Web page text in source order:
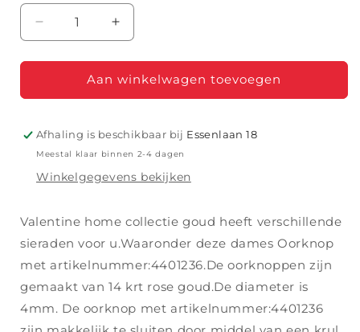
Aantal
verlagen
voor
VALENTINE
HCG
Aantal
verhogen
voor
VALENTINE
HCG
Aan winkelwagen toevoegen
Afhaling is beschikbaar bij Essenlaan 18
Meestal klaar binnen 2-4 dagen
Winkelgegevens bekijken
Valentine home collectie goud heeft verschillende
sieraden voor u.Waaronder deze dames Oorknop
met artikelnummer:4401236.De oorknoppen zijn
gemaakt van 14 krt rose goud.De diameter is
4mm. De oorknop met artikelnummer:4401236